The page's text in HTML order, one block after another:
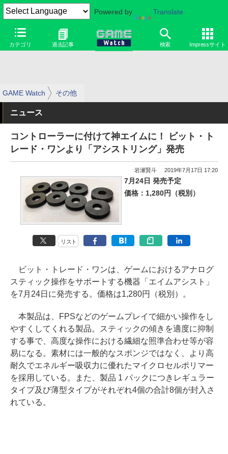
Powered by Translate
カテゴリ 過去記事 検索 Impressサイト
GAME Watch その他
ニュース
コントローラーに付けて神エイムに！ ビット・ト
レード・ワンより「アシストリング」発売
岩瀬賢斗 2019年7月17日 17:20
7月24日 発売予定
価格：1,280円（税別）
リスト
ビット・トレード・ワンは、ゲームにおけるアナログ
スティック操作をサポートする機器「エイムアシスト」
を7月24日に発売する。価格は1,280円（税別）。
本製品は、FPSなどのゲームプレイで細かい操作をし
やすくしてくれる製品。スティックの傾きを適度に抑制
する事で、高度な操作における繊細な照準合わせ等が容
易になる。素材には一般的なスポンジではなく、より高
耐久でエネルギー吸収力に優れたマイクロセルポリマー
を採用している。また、製品 1 パックにつきレギュラー
タイプ及び薄型タイプがそれぞれ4個の合計8個が封入さ
れている。